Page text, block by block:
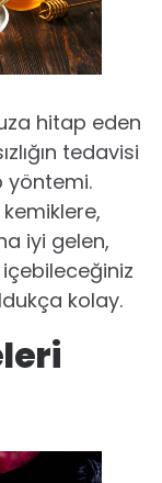
hitap eden
tedavisi
yöntemi.
iyi gelen,
kolay.